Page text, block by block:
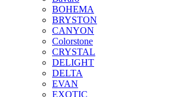
BOHEMA
BRYSTON
CANYON
Colorstone
CRYSTAL
DELIGHT
DELTA
EVAN
EXOTIC